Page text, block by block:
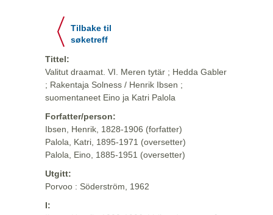
Tilbake til
søketreff
Tittel:
Valitut draamat. VI. Meren tytär ; Hedda Gabler
; Rakentaja Solness / Henrik Ibsen ;
suomentaneet Eino ja Katri Palola
Forfatter/person:
Ibsen, Henrik, 1828-1906 (forfatter)
Palola, Katri, 1895-1971 (oversetter)
Palola, Eino, 1885-1951 (oversetter)
Utgitt:
Porvoo : Söderström, 1962
I: